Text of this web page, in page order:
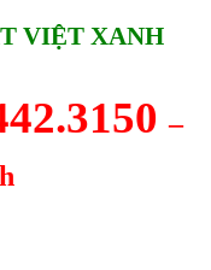
VIỆT XANH
–